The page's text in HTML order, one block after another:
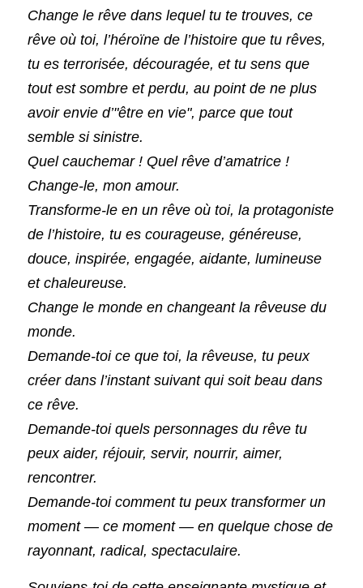
Change le rêve dans lequel tu te trouves, ce
rêve où toi, l’héroïne de l’histoire que tu rêves,
tu es terrorisée, découragée, et tu sens que
tout est sombre et perdu, au point de ne plus
avoir envie d’"être en vie", parce que tout
semble si sinistre.
Quel cauchemar ! Quel rêve d’amatrice !
Change-le, mon amour.
Transforme-le en un rêve où toi, la protagoniste
de l’histoire, tu es courageuse, généreuse,
douce, inspirée, engagée, aidante, lumineuse
et chaleureuse.
Change le monde en changeant la rêveuse du
monde.
Demande-toi ce que toi, la rêveuse, tu peux
créer dans l’instant suivant qui soit beau dans
ce rêve.
Demande-toi quels personnages du rêve tu
peux aider, réjouir, servir, nourrir, aimer,
rencontrer.
Demande-toi comment tu peux transformer un
moment — ce moment — en quelque chose de
rayonnant, radical, spectaculaire.